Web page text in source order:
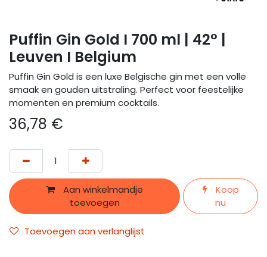
Puffin Gin Gold I 700 ml | 42° |
Leuven I Belgium
Puffin Gin Gold is een luxe Belgische gin met een volle
smaak en gouden uitstraling. Perfect voor feestelijke
momenten en premium cocktails.
36,78 €
Aan winkelmandje
toevoegen
Koop
nu
Toevoegen aan verlanglijst